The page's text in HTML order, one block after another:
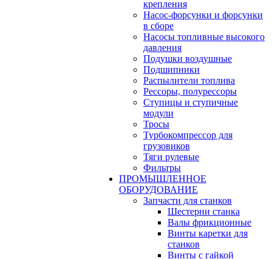
крепления
Насос-форсунки и форсунки
в сборе
Насосы топливные высокого
давления
Подушки воздушные
Подшипники
Распылители топлива
Рессоры, полурессоры
Ступицы и ступичные
модули
Тросы
Турбокомпрессор для
грузовиков
Тяги рулевые
Фильтры
ПРОМЫШЛЕННОЕ
ОБОРУДОВАНИЕ
Запчасти для станков
Шестерни станка
Валы фрикционные
Винты каретки для
станков
Винты с гайкой